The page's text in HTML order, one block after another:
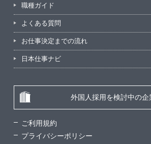
職種ガイド
よくある質問
お仕事決定までの流れ
日本仕事ナビ
外国人採用を検討中の企
ご利用規約
プライバシーポリシー